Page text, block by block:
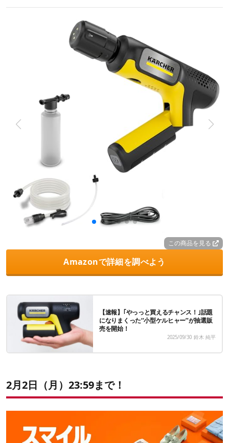
この商品を見る
Amazonで詳細を調べよう
【速報】｢やっっと買えるチャンス！｣話題
になりまくった‘‘小型ケルヒャー’’が抽選販
売を開始！
2025/09/30 鈴木 純平
2月2日（月）23:59まで！